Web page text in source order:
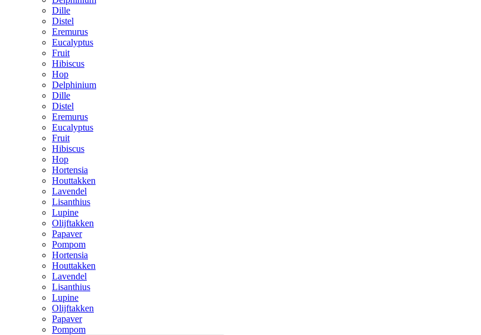
Dille
Distel
Eremurus
Eucalyptus
Fruit
Hibiscus
Hop
Delphinium
Dille
Distel
Eremurus
Eucalyptus
Fruit
Hibiscus
Hop
Hortensia
Houttakken
Lavendel
Lisanthius
Lupine
Olijftakken
Papaver
Pompom
Hortensia
Houttakken
Lavendel
Lisanthius
Lupine
Olijftakken
Papaver
Pompom